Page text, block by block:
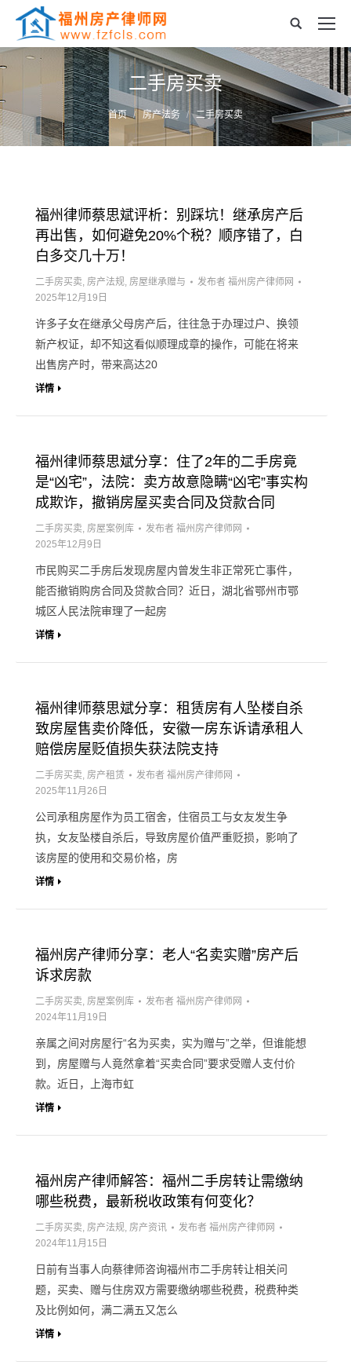
二手房买卖
您的位置： 首页 房产法务 二手房买卖
福州律师蔡思斌评析：别踩坑！继承房产后
再出售，如何避免20%个税？顺序错了，白
白多交几十万！
二手房买卖, 房产法规, 房屋继承赠与 发布者 福州房产律师网
2025年12月19日
许多子女在继承父母房产后，往往急于办理过户、换领
新产权证，却不知这看似顺理成章的操作，可能在将来
出售房产时，带来高达20
详情
福州律师蔡思斌分享：住了2年的二手房竟
是“凶宅”，法院：卖方故意隐瞒“凶宅”事实构
成欺诈，撤销房屋买卖合同及贷款合同
二手房买卖, 房屋案例库 发布者 福州房产律师网
2025年12月9日
市民购买二手房后发现房屋内曾发生非正常死亡事件，
能否撤销购房合同及贷款合同？近日，湖北省鄂州市鄂
城区人民法院审理了一起房
详情
福州律师蔡思斌分享：租赁房有人坠楼自杀
致房屋售卖价降低，安徽一房东诉请承租人
赔偿房屋贬值损失获法院支持
二手房买卖, 房产租赁 发布者 福州房产律师网
2025年11月26日
公司承租房屋作为员工宿舍，住宿员工与女友发生争
执，女友坠楼自杀后，导致房屋价值严重贬损，影响了
该房屋的使用和交易价格，房
详情
福州房产律师分享：老人“名卖实赠”房产后
诉求房款
二手房买卖, 房屋案例库 发布者 福州房产律师网
2024年11月19日
亲属之间对房屋行“名为买卖，实为赠与”之举，但谁能想
到，房屋赠与人竟然拿着“买卖合同”要求受赠人支付价
款。近日，上海市虹
详情
福州房产律师解答：福州二手房转让需缴纳
哪些税费，最新税收政策有何变化？
二手房买卖, 房产法规, 房产资讯 发布者 福州房产律师网
2024年11月15日
日前有当事人向蔡律师咨询福州市二手房转让相关问
题，买卖、赠与住房双方需要缴纳哪些税费，税费种类
及比例如何，满二满五又怎么
详情